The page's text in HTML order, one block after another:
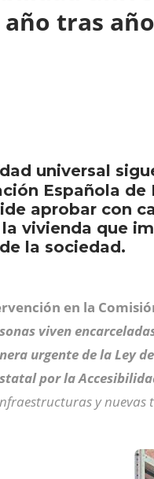
tras
universal
Española de
aprobar con
vivienda que
la sociedad.
en la
viven
urgente de la Ley
por la
y